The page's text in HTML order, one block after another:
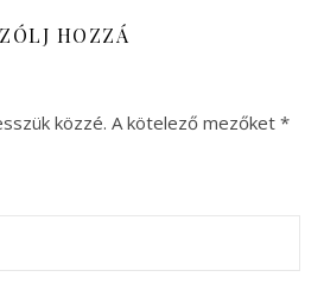
HOZZÁ
közzé. A kötelező mezőket *